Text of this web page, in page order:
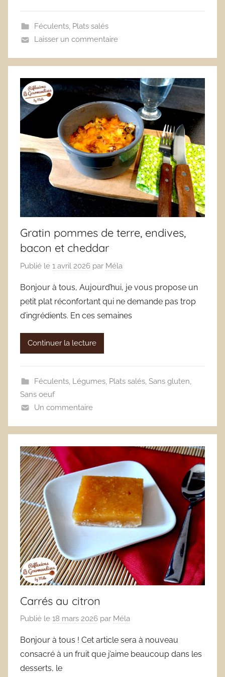
Féculents, Plats salés
Laisser un commentaire
Gratin pommes de terre, endives,
bacon et cheddar
Publié le 1 avril 2026 par Méla
Bonjour à tous, Aujourd’hui, je vous propose un
petit plat réconfortant qui ne demande pas trop
d’ingrédients. En ces semaines
Continuer la lecture
Féculents, Légumes, Plats salés, Sans gluten
Sans oeuf
Un commentaire
Carrés au citron
Publié le 18 mars 2026 par Méla
Bonjour à tous ! Cet article sera à nouveau
consacré à un fruit que j’aime beaucoup dans les
desserts, le